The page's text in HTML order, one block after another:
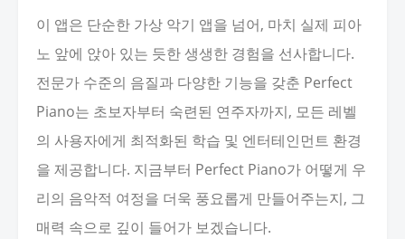
이 앱은 단순한 가상 악기 앱을 넘어, 마치 실제 피아
노 앞에 앉아 있는 듯한 생생한 경험을 선사합니다.
전문가 수준의 음질과 다양한 기능을 갖춘 Perfect
Piano는 초보자부터 숙련된 연주자까지, 모든 레벨
의 사용자에게 최적화된 학습 및 엔터테인먼트 환경
을 제공합니다. 지금부터 Perfect Piano가 어떻게 우
리의 음악적 여정을 더욱 풍요롭게 만들어주는지, 그
매력 속으로 깊이 들어가 보겠습니다.